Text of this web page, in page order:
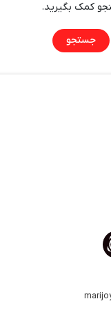
کمک بگیرید.